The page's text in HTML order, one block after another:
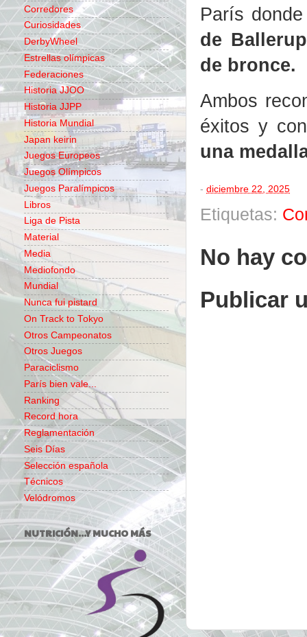
París
de
de bronce.
Ambos
éxitos y
una
- diciembre 22, 2025
Etiquetas:
No hay
Publicar
Corredores
Curiosidades
DerbyWheel
Estrellas olímpicas
Federaciones
Historia JJOO
Historia JJPP
Historia Mundial
Japan keirin
Juegos Europeos
Juegos Olímpicos
Juegos Paralímpicos
Libros
Liga de Pista
Material
Media
Mediofondo
Mundial
Nunca fui pistard
On Track to Tokyo
Otros Campeonatos
Otros Juegos
Paraciclismo
París bien vale...
Ranking
Record hora
Reglamentación
Seis Días
Selección española
Técnicos
Velódromos
NUTRICIÓN...Y MUCHO MÁS